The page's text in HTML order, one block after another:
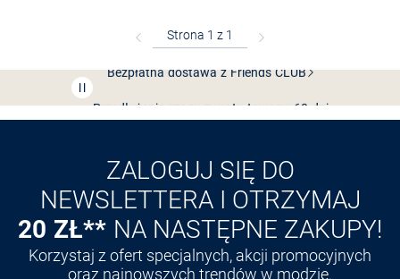
Bezpłatna dostawa z Friends
Odkryj aplikację VANGRAAF
ZALOGUJ SIĘ DO
NEWSLETTERA I OTRZYMAJ
20 ZŁ** NA NASTĘPNE ZAKUPY!
Korzystaj z ofert specjalnych, akcji promocyjnych
oraz najnowszych trendów w modzie.